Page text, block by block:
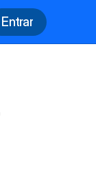
Entrar
Entrar